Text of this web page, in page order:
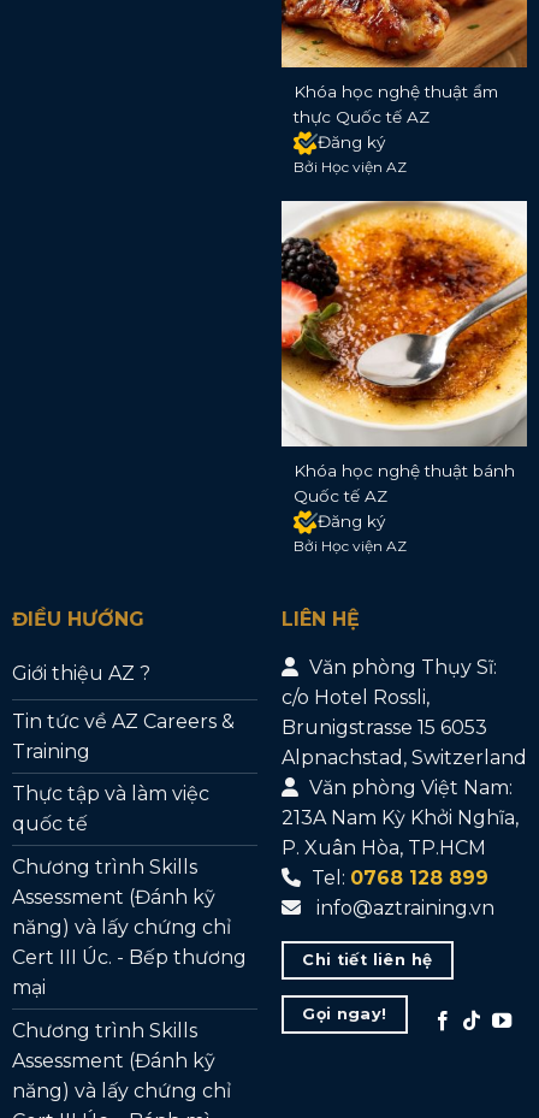
Khóa học nghệ thuật ẩm
thực Quốc tế AZ
Đăng ký
Bởi Học viện AZ
Khóa học nghệ thuật bánh
Quốc tế AZ
Đăng ký
Bởi Học viện AZ
ĐIỀU HƯỚNG
Giới thiệu AZ ?
Tin tức về AZ Careers &
Training
Thực tập và làm việc
quốc tế
Chương trình Skills
Assessment (Đánh kỹ
năng) và lấy chứng chỉ
Cert III Úc. - Bếp thương
mại
Chương trình Skills
Assessment (Đánh kỹ
năng) và lấy chứng chỉ
LIÊN HỆ
Văn phòng Thụy Sĩ:
c/o Hotel Rossli,
Brunigstrasse 15 6053
Alpnachstad, Switzerland
Văn phòng Việt Nam:
213A Nam Kỳ Khởi Nghĩa,
P. Xuân Hòa, TP.HCM
Tel: 0768 128 899
info@aztraining.vn
Chi tiết liên hệ
Gọi ngay!